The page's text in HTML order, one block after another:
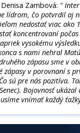
Zambová: "
lídrom, čo potvrdil aj
nedostať viac ako
koncentrovaní
vysokému
s nami nehral
zápasu sme v
zápasy v porovnaní s
sú pre nás pozitíva.
Bojovnosť
vnímať každý